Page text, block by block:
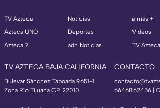
TV Azteca
Azteca UNO
Azteca 7
Noticias
Deportes
adn Noticias
a más +
Videos
TV
TV AZTECA BAJA CALIFORNIA
Bulevar Sánchez Taboada 9651-1
Zona Río Tijuana CP. 22010
CONTACTO
6646862456 |